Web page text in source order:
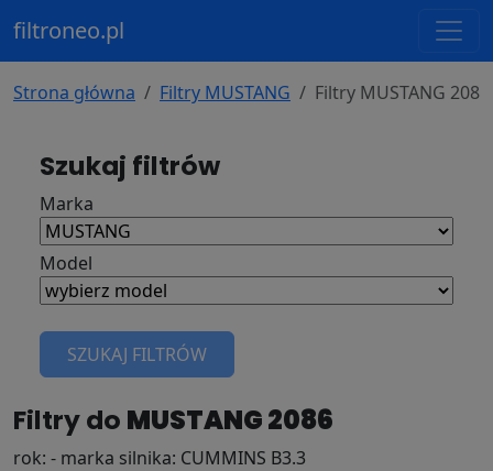
filtroneo.pl
Strona główna Filtry MUSTANG Filtry MUSTANG 2086
Szukaj filtrów
Marka
Model
SZUKAJ FILTRÓW
Filtry do MUSTANG 2086
rok: - marka silnika: CUMMINS B3.3